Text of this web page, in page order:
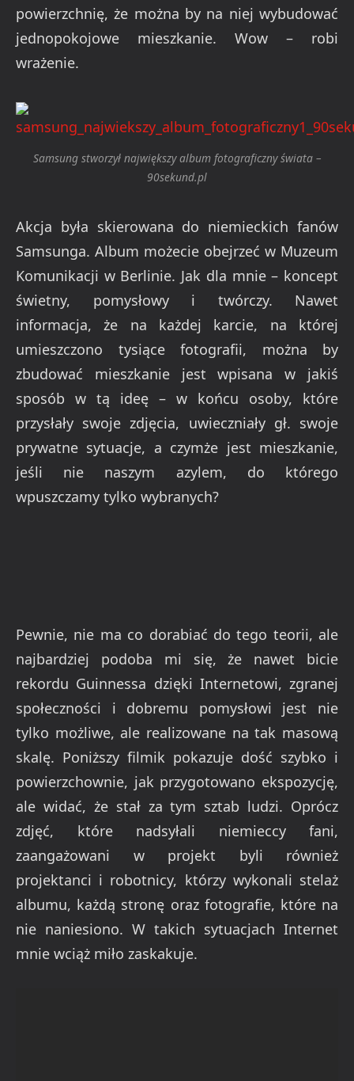
powierzchnię, że można by na niej wybudować
jednopokojowe mieszkanie. Wow – robi
wrażenie.
Samsung stworzył największy album fotograficzny świata –
90sekund.pl
Akcja była skierowana do niemieckich fanów
Samsunga. Album możecie obejrzeć w Muzeum
Komunikacji w Berlinie. Jak dla mnie – koncept
świetny, pomysłowy i twórczy. Nawet
informacja, że na każdej karcie, na której
umieszczono tysiące fotografii, można by
zbudować mieszkanie jest wpisana w jakiś
sposób w tą ideę – w końcu osoby, które
przysłały swoje zdjęcia, uwieczniały gł. swoje
prywatne sytuacje, a czymże jest mieszkanie,
jeśli nie naszym azylem, do którego
wpuszczamy tylko wybranych?
Pewnie, nie ma co dorabiać do tego teorii, ale
najbardziej podoba mi się, że nawet bicie
rekordu Guinnessa dzięki Internetowi, zgranej
społeczności i dobremu pomysłowi jest nie
tylko możliwe, ale realizowane na tak masową
skalę. Poniższy filmik pokazuje dość szybko i
powierzchownie, jak przygotowano ekspozycję,
ale widać, że stał za tym sztab ludzi. Oprócz
zdjęć, które nadsyłali niemieccy fani,
zaangażowani w projekt byli również
projektanci i robotnicy, którzy wykonali stelaż
albumu, każdą stronę oraz fotografie, które na
nie naniesiono. W takich sytuacjach Internet
mnie wciąż miło zaskakuje.